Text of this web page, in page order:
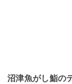
沼津魚がし鮨の